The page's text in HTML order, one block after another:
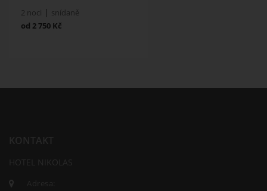
2 noci | snídaně
od 2 750 Kč
HOTEL NIKOLAS
Adresa: